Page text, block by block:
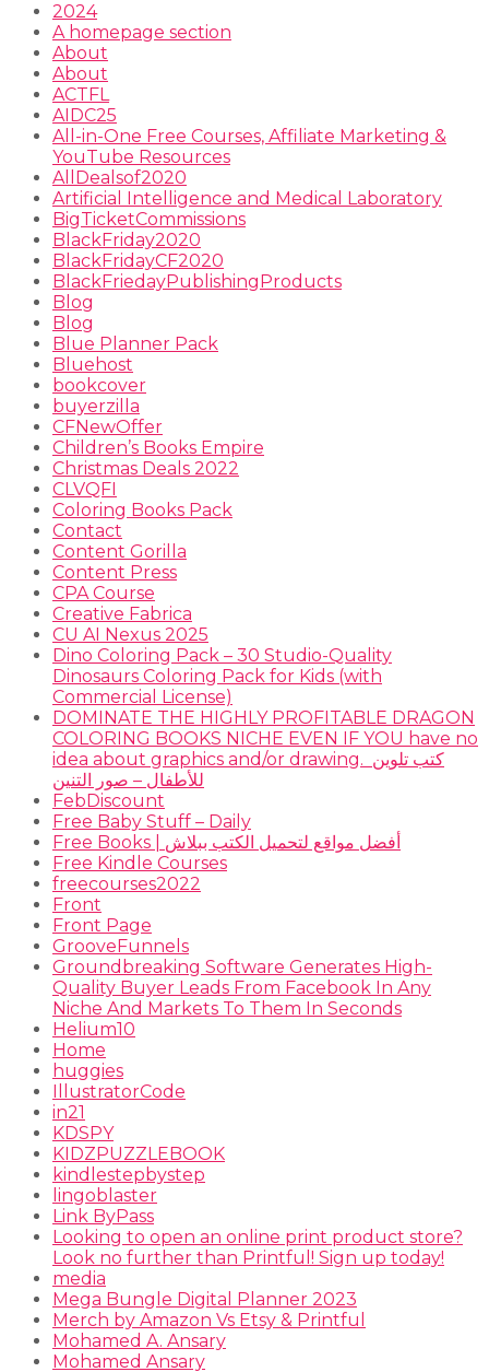
2024
A homepage section
About
About
ACTFL
AIDC25
All-in-One Free Courses, Affiliate Marketing &
YouTube Resources
AllDealsof2020
Artificial Intelligence and Medical Laboratory
BigTicketCommissions
BlackFriday2020
BlackFridayCF2020
BlackFriedayPublishingProducts
Blog
Blog
Blue Planner Pack
Bluehost
bookcover
buyerzilla
CFNewOffer
Children’s Books Empire
Christmas Deals 2022
CLVQFI
Coloring Books Pack
Contact
Content Gorilla
Content Press
CPA Course
Creative Fabrica
CU AI Nexus 2025
Dino Coloring Pack – 30 Studio-Quality
Dinosaurs Coloring Pack for Kids (with
Commercial License)
DOMINATE THE HIGHLY PROFITABLE DRAGON
COLORING BOOKS NICHE EVEN IF YOU have no
idea about graphics and/or drawing. ​ كتب تلوين
للأطفال – صور التنين
FebDiscount
Free Baby Stuff – Daily
Free Books | أفضل مواقع لتحميل الكتب ببلاش
Free Kindle Courses
freecourses2022
Front
Front Page
GrooveFunnels
Groundbreaking Software Generates High-
Quality Buyer Leads From Facebook In Any
Niche And Markets To Them In Seconds
Helium10
Home
huggies
IllustratorCode
in21
KDSPY
KIDZPUZZLEBOOK
kindlestepbystep
lingoblaster
Link ByPass
Looking to open an online print product store?
Look no further than Printful! Sign up today!
media
Mega Bungle Digital Planner 2023
Merch by Amazon Vs Etsy & Printful
Mohamed A. Ansary
Mohamed Ansary